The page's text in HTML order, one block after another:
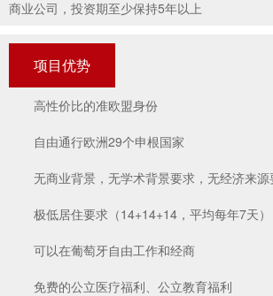
商业公司，投资期至少保持5年以上
项目优势
高性价比的准欧盟身份
自由通行欧洲29个申根国家
无商业背景，无学术背景要求，无经济来
极低居住要求（14+14+14，平均每年7天）
可以在葡萄牙自由工作和经商
免费的公立医疗福利、公立教育福利